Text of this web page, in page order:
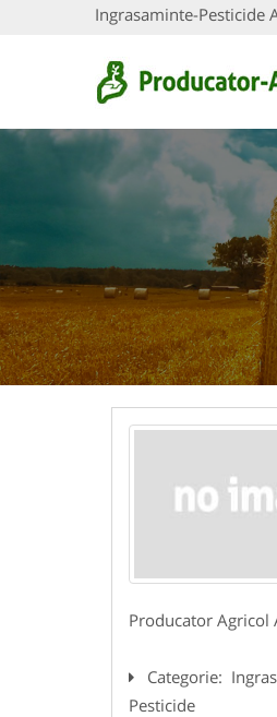
Ingrasaminte-Pesticide
Producator Agricol
Categorie:
Pesticide